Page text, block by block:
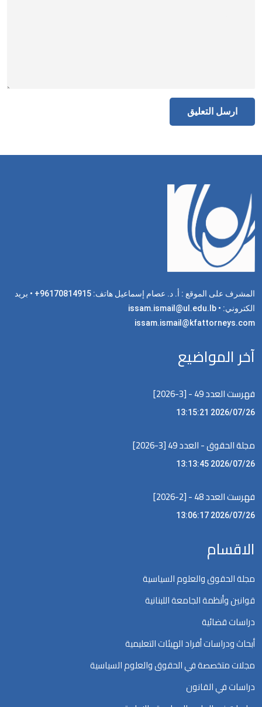
المشرف على الموقع : أ. د. عصام إسماعيل هاتف: 96170814915+ • بريد
الكتروني: issam.ismail@ul.edu.lb •
issam.ismail@kfattorneys.com
آخر المواضيع
فهرست العدد 49 - [3-2026]
2026/07/26 13:15:21
مجلة الحقوق - العدد 49 [3-2026]
2026/07/26 13:13:45
فهرست العدد 48 - [2-2026]
2026/07/26 13:06:17
الاقسام
مجلة الحقوق والعلوم السياسية
قوانين وأنظمة الجامعة اللبنانية
دراسات قضائية
أبحاث ودراسات أفراد الهيئات التعليمية
مجلات متخصصة في الحقوق والعلوم السياسية
دراسات في القانون